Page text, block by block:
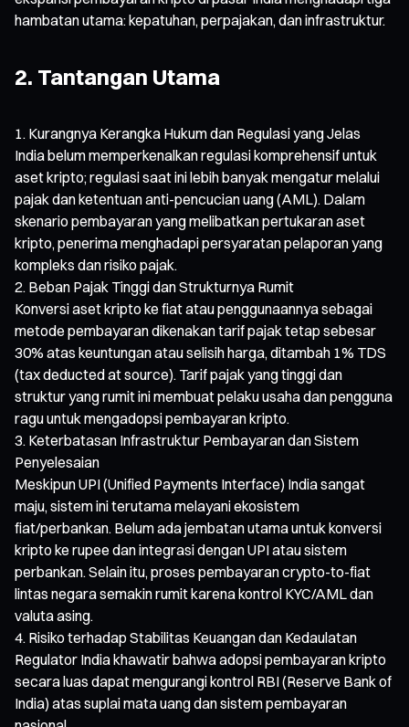
hambatan utama: kepatuhan, perpajakan, dan infrastruktur.
2. Tantangan Utama
Kurangnya Kerangka Hukum dan Regulasi yang Jelas
India belum memperkenalkan regulasi komprehensif untuk
aset kripto; regulasi saat ini lebih banyak mengatur melalui
pajak dan ketentuan anti-pencucian uang (AML). Dalam
skenario pembayaran yang melibatkan pertukaran aset
kripto, penerima menghadapi persyaratan pelaporan yang
kompleks dan risiko pajak.
Beban Pajak Tinggi dan Strukturnya Rumit
Konversi aset kripto ke fiat atau penggunaannya sebagai
metode pembayaran dikenakan tarif pajak tetap sebesar
30% atas keuntungan atau selisih harga, ditambah 1% TDS
(tax deducted at source). Tarif pajak yang tinggi dan
struktur yang rumit ini membuat pelaku usaha dan pengguna
ragu untuk mengadopsi pembayaran kripto.
Keterbatasan Infrastruktur Pembayaran dan Sistem
Penyelesaian
Meskipun UPI (Unified Payments Interface) India sangat
maju, sistem ini terutama melayani ekosistem
fiat/perbankan. Belum ada jembatan utama untuk konversi
kripto ke rupee dan integrasi dengan UPI atau sistem
perbankan. Selain itu, proses pembayaran crypto-to-fiat
lintas negara semakin rumit karena kontrol KYC/AML dan
valuta asing.
Risiko terhadap Stabilitas Keuangan dan Kedaulatan
Regulator India khawatir bahwa adopsi pembayaran kripto
secara luas dapat mengurangi kontrol RBI (Reserve Bank of
India) atas suplai mata uang dan sistem pembayaran